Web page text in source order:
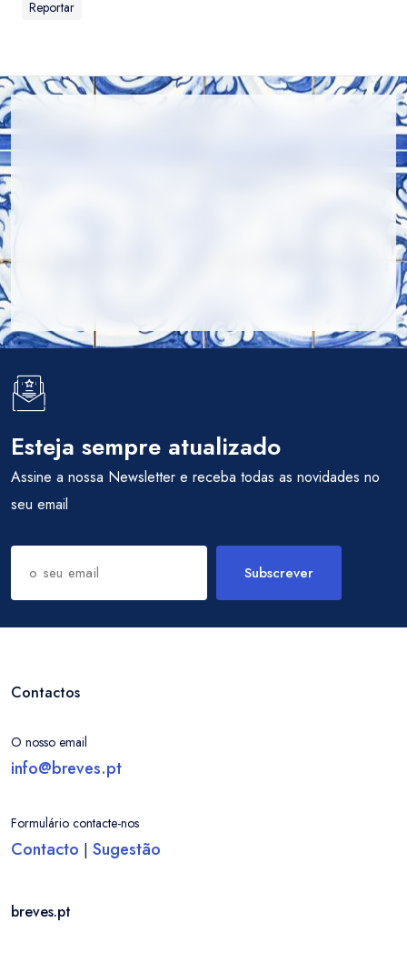
Reportar
Esteja sempre atualizado
Assine a nossa Newsletter e receba todas as novidades no
seu email
Subscrever
Contactos
O nosso email
info@breves.pt
Formulário contacte-nos
Contacto | Sugestão
breves.pt